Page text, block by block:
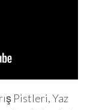
Pistleri, Yaz